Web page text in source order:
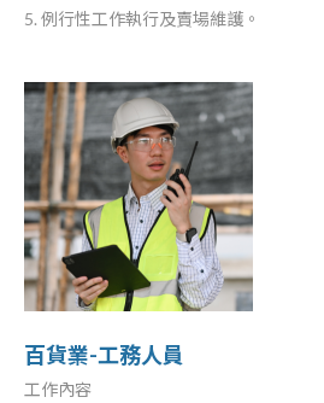
5. 例行性工作執行及賣場維護。
百貨業-工務人員
工作內容